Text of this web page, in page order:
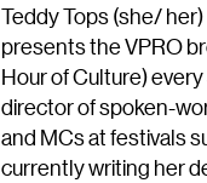
Teddy Tops (she/
presents the VPRO
Hour of Culture)
director of spoken-
and MCs at festivals
currently writing her